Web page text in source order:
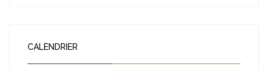
CALENDRIER